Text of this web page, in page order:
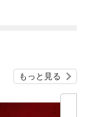
もっと見る